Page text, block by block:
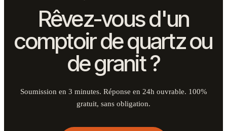
Rêvez-vous d'un
comptoir de quartz ou
de granit ?
Soumission en 3 minutes. Réponse en 24h ouvrable. 100%
gratuit, sans obligation.